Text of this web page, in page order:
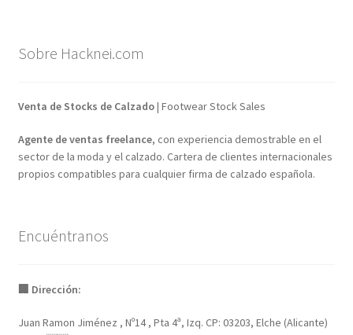
Sobre Hacknei.com
Venta de Stocks de Calzado| Footwear Stock Sales
Agente de ventas freelance, con experiencia demostrable en el
sector de la moda y el calzado. Cartera de clientes internacionales
propios compatibles para cualquier firma de calzado española.
Encuéntranos
🏢 Dirección:
Juan Ramon Jiménez , Nº14 , Pta 4ª, Izq. CP: 03203, Elche (Alicante)